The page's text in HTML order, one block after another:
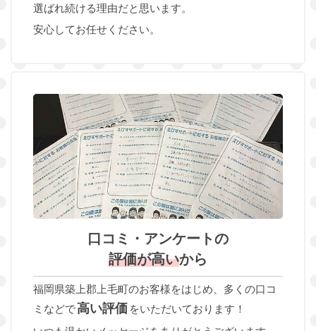
選ばれ続ける理由だと思います。
安心してお任せください。
口コミ・アンケートの
評価が高いから
福岡県築上郡上毛町のお客様をはじめ、多くの口コ
ミなどで高い評価 をいただいております！